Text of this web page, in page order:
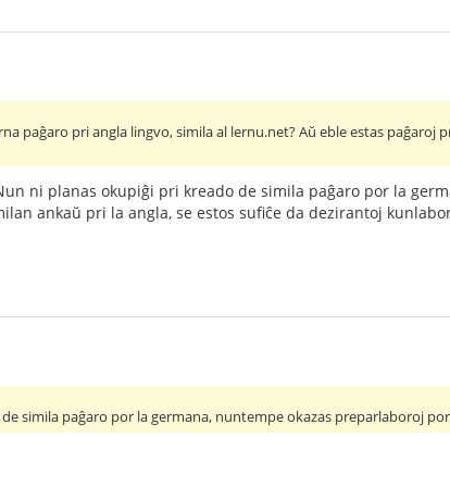
paĝaro pri angla lingvo, simila al lernu.net? Aŭ eble estas paĝaroj
ni planas okupiĝi pri kreado de simila paĝaro por la
ankaŭ pri la angla, se estos sufiĉe da dezirantoj
simila paĝaro por la germana, nuntempe okazas preparlaboroj